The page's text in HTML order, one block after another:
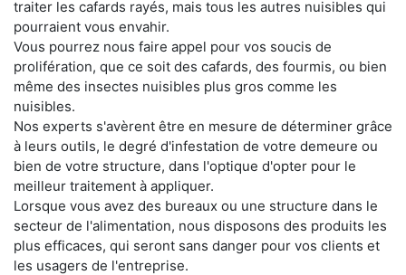
traiter les cafards rayés, mais tous les autres nuisibles qui
pourraient vous envahir.
Vous pourrez nous faire appel pour vos soucis de
prolifération, que ce soit des cafards, des fourmis, ou bien
même des insectes nuisibles plus gros comme les
nuisibles.
Nos experts s'avèrent être en mesure de déterminer grâce
à leurs outils, le degré d'infestation de votre demeure ou
bien de votre structure, dans l'optique d'opter pour le
meilleur traitement à appliquer.
Lorsque vous avez des bureaux ou une structure dans le
secteur de l'alimentation, nous disposons des produits les
plus efficaces, qui seront sans danger pour vos clients et
les usagers de l'entreprise.